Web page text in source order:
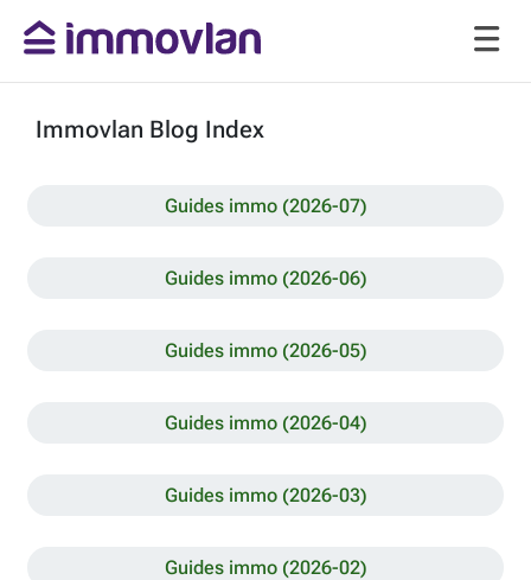
Immovlan Blog Index
Guides immo (2026-07)
Guides immo (2026-06)
Guides immo (2026-05)
Guides immo (2026-04)
Guides immo (2026-03)
Guides immo (2026-02)